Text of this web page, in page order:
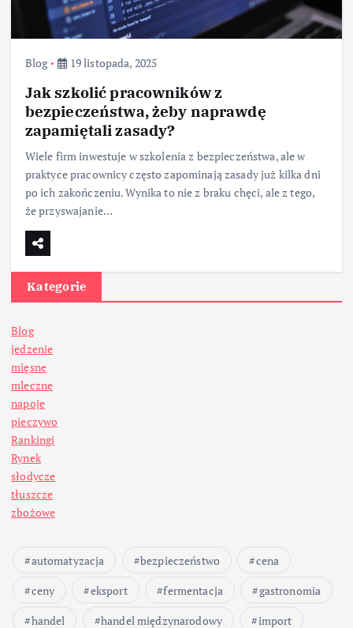
Blog 19 listopada, 2025
Jak szkolić pracowników z
bezpieczeństwa, żeby naprawdę
zapamiętali zasady?
Wiele firm inwestuje w szkolenia z bezpieczeństwa, ale w
praktyce pracownicy często zapominają zasady już kilka dni
po ich zakończeniu. Wynika to nie z braku chęci, ale z tego,
że przyswajanie…
Kategorie
Blog
jedzenie
mięsne
mleczne
napoje
pieczywo
Rankingi
Rynek
słodycze
tłuszcze
zbożowe
automatyzacja bezpieczeństwo
cena
ceny
eksport fermentacja
gastronomia
handel
handel międzynarodowy
import